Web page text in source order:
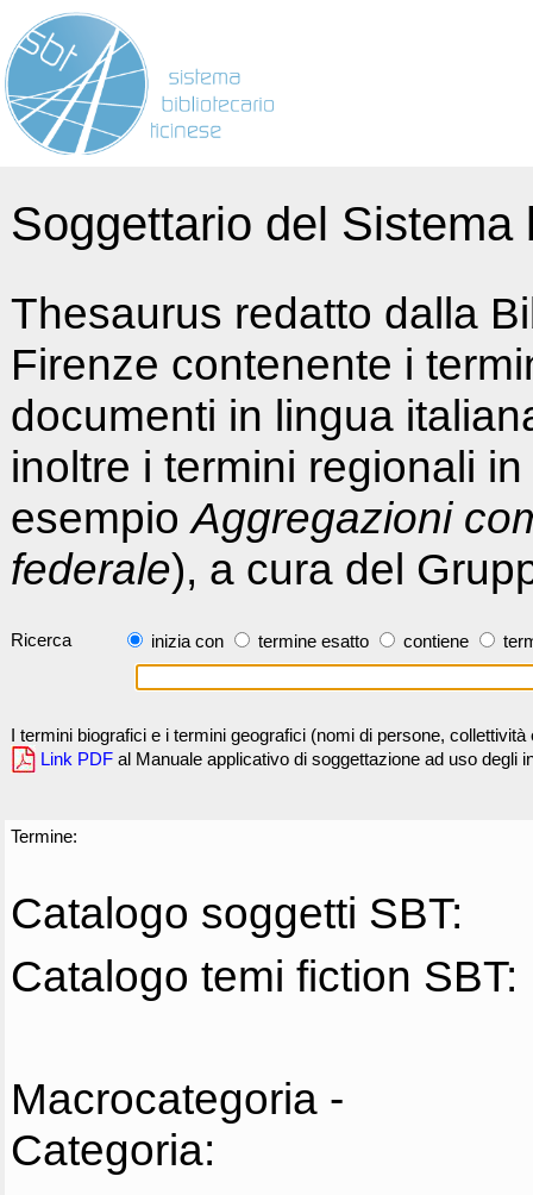
Soggettario del
Thesaurus redatto dalla
Firenze contenente i
documenti in lingua
inoltre i termini regionali
esempioAggregazioni
federale), a cura del
Ricerca inizia con termine esatto contiene
I termini biografici e i termini geografici (nomi di persone,
Link PDF al Manuale applicativo di soggettazione ad uso degli
Termine:
Catalogo soggetti SBT:
Catalogo temi fiction SBT:
Macrocategoria -
Categoria: